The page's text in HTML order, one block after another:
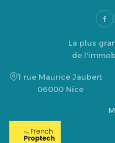
f
La plus
de
1 rue Maurice Jaubert
06000 Nice